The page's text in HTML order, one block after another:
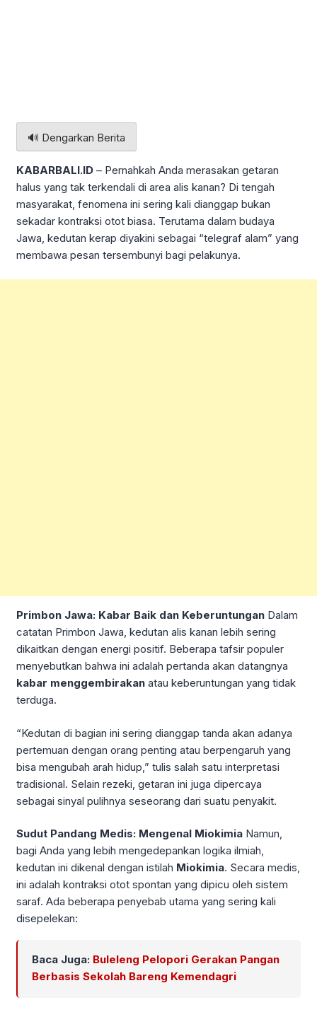
🔊 Dengarkan Berita
KABARBALI.ID – Pernahkah Anda merasakan getaran
halus yang tak terkendali di area alis kanan? Di tengah
masyarakat, fenomena ini sering kali dianggap bukan
sekadar kontraksi otot biasa. Terutama dalam budaya
Jawa, kedutan kerap diyakini sebagai “telegraf alam” yang
membawa pesan tersembunyi bagi pelakunya.
Primbon Jawa: Kabar Baik dan Keberuntungan Dalam
catatan Primbon Jawa, kedutan alis kanan lebih sering
dikaitkan dengan energi positif. Beberapa tafsir populer
menyebutkan bahwa ini adalah pertanda akan datangnya
kabar menggembirakan atau keberuntungan yang tidak
terduga.
“Kedutan di bagian ini sering dianggap tanda akan adanya
pertemuan dengan orang penting atau berpengaruh yang
bisa mengubah arah hidup,” tulis salah satu interpretasi
tradisional. Selain rezeki, getaran ini juga dipercaya
sebagai sinyal pulihnya seseorang dari suatu penyakit.
Sudut Pandang Medis: Mengenal Miokimia Namun,
bagi Anda yang lebih mengedepankan logika ilmiah,
kedutan ini dikenal dengan istilah Miokimia. Secara medis,
ini adalah kontraksi otot spontan yang dipicu oleh sistem
saraf. Ada beberapa penyebab utama yang sering kali
disepelekan:
Baca Juga: Buleleng Pelopori Gerakan Pangan
Berbasis Sekolah Bareng Kemendagri